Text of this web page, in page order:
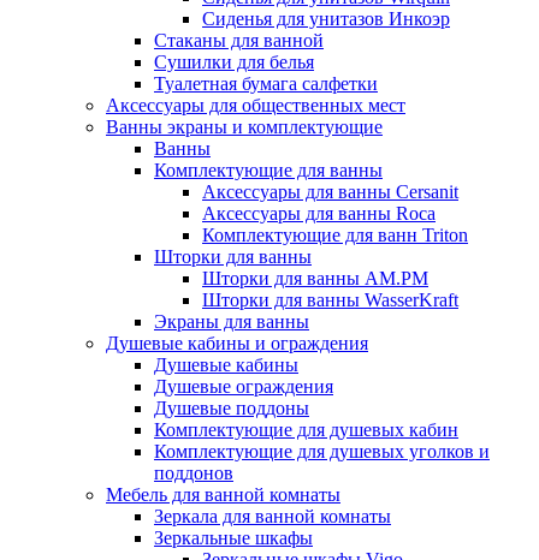
Сиденья для унитазов Инкоэр
Стаканы для ванной
Сушилки для белья
Туалетная бумага салфетки
Аксессуары для общественных мест
Ванны экраны и комплектующие
Ванны
Комплектующие для ванны
Аксессуары для ванны Cersanit
Аксессуары для ванны Roca
Комплектующие для ванн Triton
Шторки для ванны
Шторки для ванны AM.PM
Шторки для ванны WasserKraft
Экраны для ванны
Душевые кабины и ограждения
Душевые кабины
Душевые ограждения
Душевые поддоны
Комплектующие для душевых кабин
Комплектующие для душевых уголков и
поддонов
Мебель для ванной комнаты
Зеркала для ванной комнаты
Зеркальные шкафы